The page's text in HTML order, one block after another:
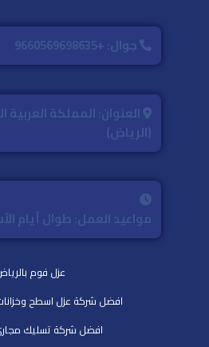
جوال: +9660569698635
العنوان: المملكة
(الرياض)
مواعيد العمل: طوال أيام
عزل فوم
افضل شركة عزل اسطح
افضل شركة تسليك